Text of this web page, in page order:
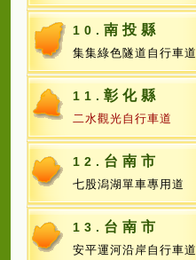
10.南投縣
集集綠色隧道自行車道
11.彰化縣
二水觀光自行車道
12. 台南市
七股潟湖單車專用道
13. 台南市
安平運河沿岸自行車道